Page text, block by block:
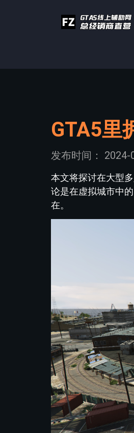
GTA5里
发布时间： 2024-
本文将探讨在大型
论是在虚拟城市中
在。